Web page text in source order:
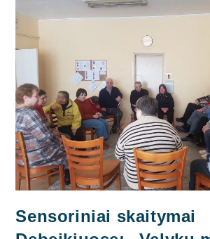
Sensoriniai skaitymai